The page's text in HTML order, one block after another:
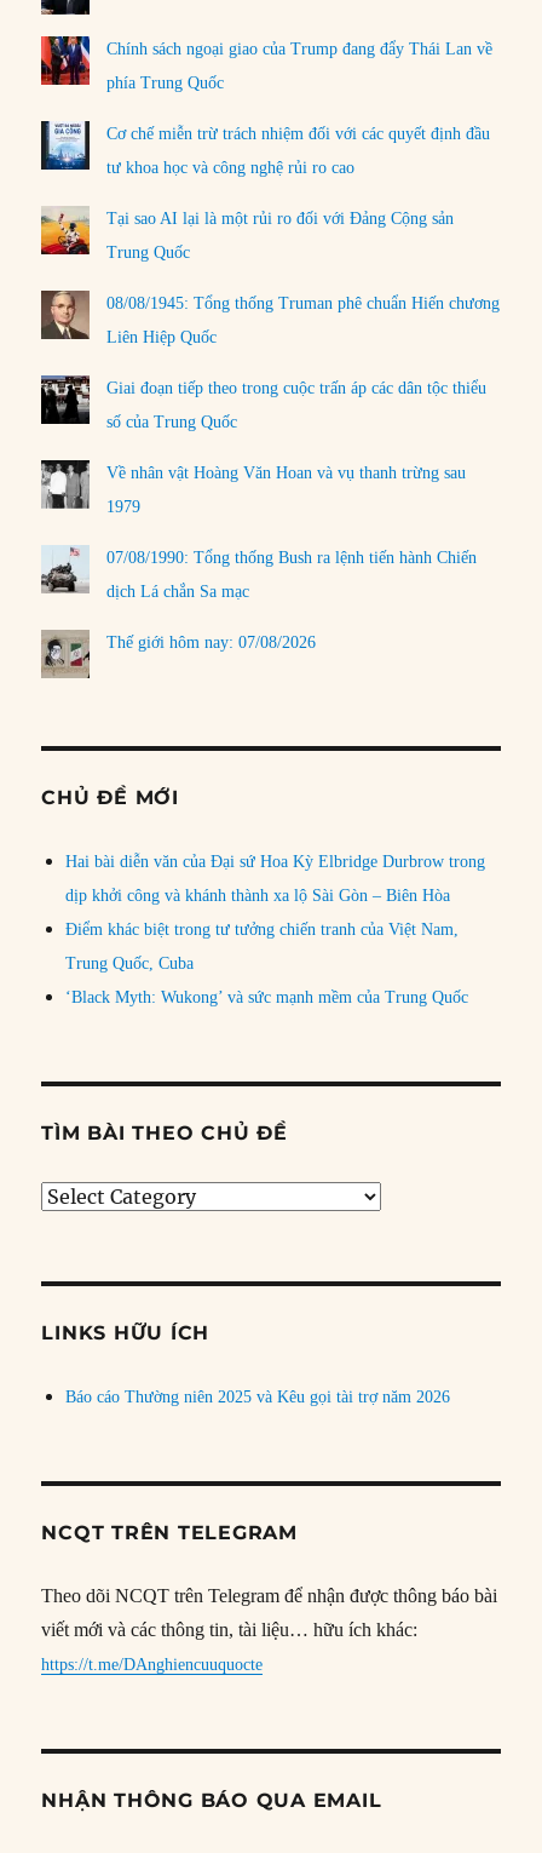
Chính sách ngoại giao của Trump đang đẩy Thái Lan về
phía Trung Quốc
Cơ chế miễn trừ trách nhiệm đối với các quyết định đầu
tư khoa học và công nghệ rủi ro cao
Tại sao AI lại là một rủi ro đối với Đảng Cộng sản
Trung Quốc
08/08/1945: Tổng thống Truman phê chuẩn Hiến chương
Liên Hiệp Quốc
Giai đoạn tiếp theo trong cuộc trấn áp các dân tộc thiểu
số của Trung Quốc
Về nhân vật Hoàng Văn Hoan và vụ thanh trừng sau
1979
07/08/1990: Tổng thống Bush ra lệnh tiến hành Chiến
dịch Lá chắn Sa mạc
Thế giới hôm nay: 07/08/2026
CHỦ ĐỀ MỚI
Hai bài diễn văn của Đại sứ Hoa Kỳ Elbridge Durbrow trong
dịp khởi công và khánh thành xa lộ Sài Gòn – Biên Hòa
Điểm khác biệt trong tư tưởng chiến tranh của Việt Nam,
Trung Quốc, Cuba
‘Black Myth: Wukong’ và sức mạnh mềm của Trung Quốc
TÌM BÀI THEO CHỦ ĐỀ
Tìm
đề
LINKS HỮU ÍCH
Báo cáo Thường niên 2025 và Kêu gọi tài trợ năm 2026
NCQT TRÊN TELEGRAM
Theo dõi NCQT trên Telegram để nhận được thông báo bài
viết mới và các thông tin, tài liệu… hữu ích khác:
https://t.me/DAnghiencuuquocte
NHẬN THÔNG BÁO QUA EMAIL